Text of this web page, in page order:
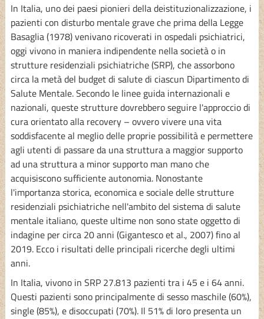
In Italia, uno dei paesi pionieri della deistituzionalizzazione, i
pazienti con disturbo mentale grave che prima della Legge
Basaglia (1978) venivano ricoverati in ospedali psichiatrici,
oggi vivono in maniera indipendente nella società o in
strutture residenziali psichiatriche (SRP), che assorbono
circa la metà del budget di salute di ciascun Dipartimento di
Salute Mentale. Secondo le linee guida internazionali e
nazionali, queste strutture dovrebbero seguire l'approccio di
cura orientato alla recovery – ovvero vivere una vita
soddisfacente al meglio delle proprie possibilità e permettere
agli utenti di passare da una struttura a maggior supporto
ad una struttura a minor supporto man mano che
acquisiscono sufficiente autonomia. Nonostante
l'importanza storica, economica e sociale delle strutture
residenziali psichiatriche nell'ambito del sistema di salute
mentale italiano, queste ultime non sono state oggetto di
indagine per circa 20 anni (Gigantesco et al., 2007) fino al
2019. Ecco i risultati delle principali ricerche degli ultimi
anni.
In Italia, vivono in SRP 27.813 pazienti tra i 45 e i 64 anni.
Questi pazienti sono principalmente di sesso maschile (60%),
single (85%), e disoccupati (70%). Il 51% di loro presenta un